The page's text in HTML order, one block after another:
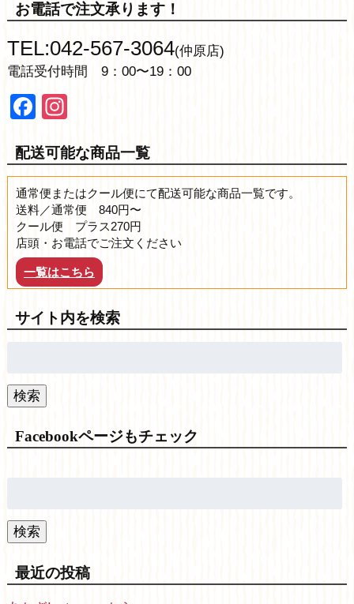
お電話で注文承ります！
TEL:042-567-3064(仲原店)
電話受付時間 9：00〜19：00
Facebook
配送可能な商品一覧
通常便またはクール便にて配送可能な商品一覧です。
送料／通常便 840円〜
クール便 プラス270円
店頭・お電話でご注文ください
一覧はこちら
サイト内を検索
検索
Facebookページもチェック
検索
最近の投稿